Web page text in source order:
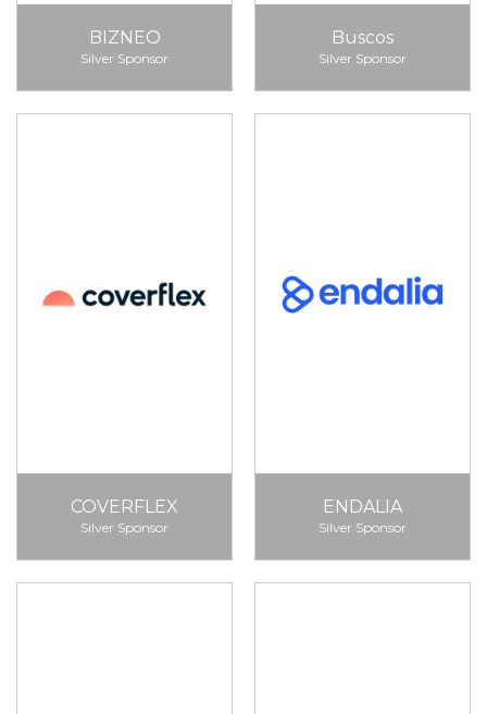
BIZNEO
Silver Sponsor
Buscos
Silver Sponsor
COVERFLEX
Silver Sponsor
ENDALIA
Silver Sponsor